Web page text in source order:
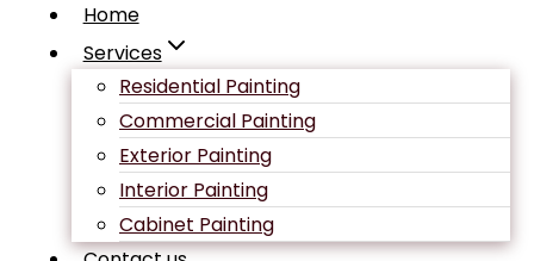
Home
Services
Residential Painting
Commercial Painting
Exterior Painting
Interior Painting
Cabinet Painting
Lentille De
Contact
Transporter